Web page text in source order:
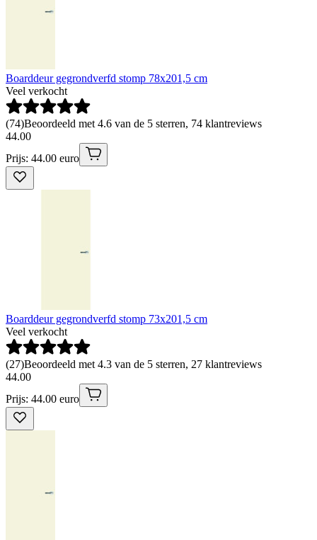
Boarddeur gegrondverfd stomp 78x201,5 cm
Veel verkocht
(74)Beoordeeld met 4.6 van de 5 sterren, 74 klantreviews
44.00
Prijs: 44.00 euro
Boarddeur gegrondverfd stomp 73x201,5 cm
Veel verkocht
(27)Beoordeeld met 4.3 van de 5 sterren, 27 klantreviews
44.00
Prijs: 44.00 euro